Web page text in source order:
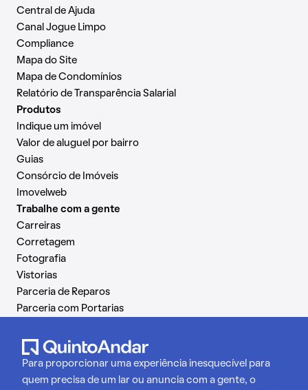
Central de Ajuda
Canal Jogue Limpo
Compliance
Mapa do Site
Mapa de Condomínios
Relatório de Transparência Salarial
Produtos
Indique um imóvel
Valor de aluguel por bairro
Guias
Consórcio de Imóveis
Imovelweb
Trabalhe com a gente
Carreiras
Corretagem
Fotografia
Vistorias
Parceria de Reparos
Parceria com Portarias
Para proporcionar uma experiência inesquecível para
quem precisa de um lar ou anuncia com a gente, o